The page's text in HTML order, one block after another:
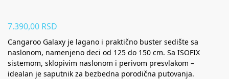
7.390,00 RSD
Cangaroo Galaxy je lagano i praktično buster sedište sa
naslonom, namenjeno deci od 125 do 150 cm. Sa ISOFIX
sistemom, sklopivim naslonom i perivom presvlakom –
idealan je saputnik za bezbedna porodična putovanja.